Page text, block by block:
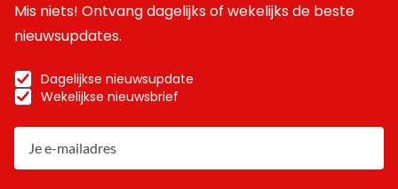
Mis niets! Ontvang dagelijks of wekelijks de beste
nieuwsupdates.
Dagelijkse nieuwsupdate
Wekelijkse nieuwsbrief